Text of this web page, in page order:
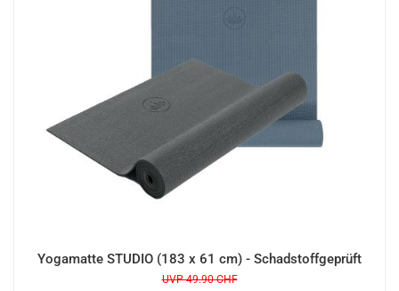
Yogamatte STUDIO (183 x 61 cm) - Schadstoffgeprüft
UVP 49.90 CHF